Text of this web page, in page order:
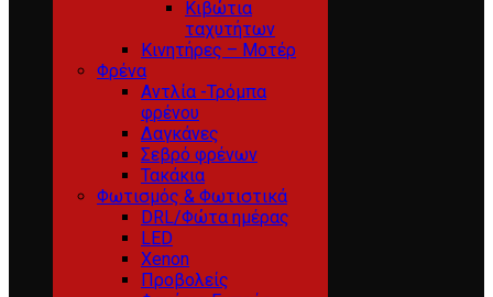
Κιβώτια
ταχυτήτων
Κινητήρες – Μοτέρ
Φρένα
Αντλία -Τρόμπα
φρένου
Δαγκάνες
Σεβρό φρένων
Τακάκια
Φωτισμός & Φωτιστικά
DRL/Φώτα ημέρας
LED
Xenon
Προβολείς